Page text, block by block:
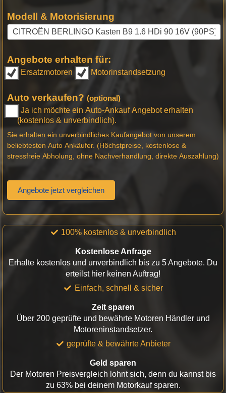
Modell & Motorisierung
Angebote erhalten für:
Ersatzmotoren Motorinstandsetzung
Auto verkaufen? (optional)
Ja ich möchte ein Auto-Ankauf Angebot erhalten
(kostenlos & unverbindlich).
Sie erhalten ein unverbindliches Kaufangebot von unserem
beliebtesten Auto Ankäufer. (Höchstpreise, kostenlose &
stressfreie Abholung, ohne Nachverhandlung, direkte Auszahlung)
Angebote jetzt vergleichen
100% kostenlos & unverbindlich
Kostenlose Anfrage
Erhalte kostenlos und unverbindlich bis zu 5 Angebote. Du
erteilst hier keinen Auftrag!
Einfach, schnell & sicher
Zeit sparen
Über 200 geprüfte und bewährte Motoren Händler und
Motoreninstandsetzer.
geprüfte & bewährte Anbieter
Geld sparen
Der Motoren Preisvergleich lohnt sich, denn du kannst bis
zu 63% bei deinem Motorkauf sparen.